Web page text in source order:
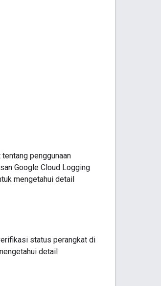
penggunaan
Google Cloud Logging
mengetahui detail
status perangkat di
detail